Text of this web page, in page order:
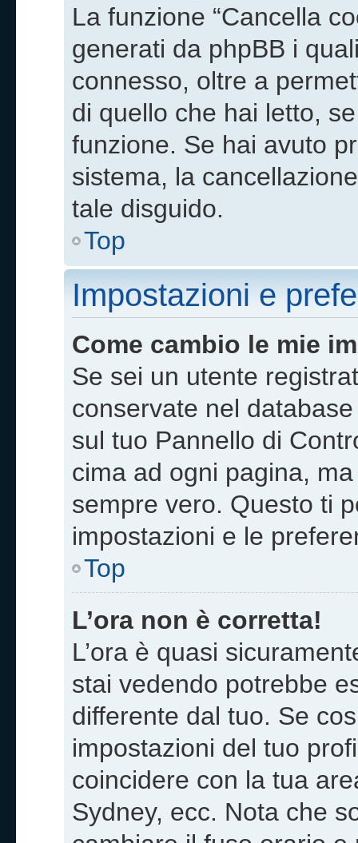
La funzione “Cancella
generati da phpBB i
connesso, oltre a
di quello che hai letto,
funzione. Se hai avuto
sistema, la
tale disguido.
Top
Impostazioni e
Come cambio le mie
Se sei un utente
conservate nel
sul tuo Pannello di
cima ad ogni pagina,
sempre vero. Questo ti
impostazioni e le
Top
L’ora non è corretta!
L’ora è quasi
stai vedendo potrebbe
differente dal tuo. Se
impostazioni del tuo
coincidere con la tua
Sydney, ecc. Nota che